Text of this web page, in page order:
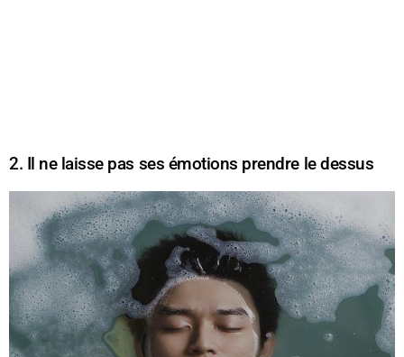
2. Il ne laisse pas ses émotions prendre le dessus